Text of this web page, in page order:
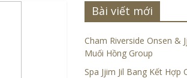
Bài viết mới
Cham Riverside Onsen &
Muối Hồng Group
Spa Jjim Jil Bang Kết Hợp